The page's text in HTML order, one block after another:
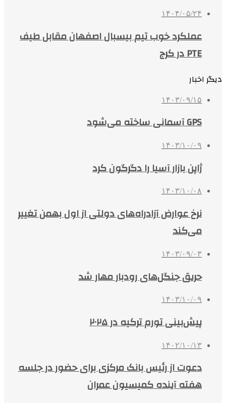
۱۴۰۴/۰۵/۲۴
عملکرد خوب تیم بیسبال اصفهان مقابل طیف
PTE در کرج
دیگر اخبار
۱۴۰۳/۰۹/۱۵
GPS آسمانی ساخته می‌شود
۱۴۰۳/۱۰/۰۹
ژاپن بازار آسیا را دگرگون کرد
۱۴۰۳/۱۰/۰۸
نرخ عوارض آزادراه‌های دولتی از اول بهمن تغییر
می‌کند
۱۴۰۳/۰۹/۰۳
حریق جنگل‌های رودبار مهار شد
۱۴۰۳/۱۰/۰۹
پیش‌بینی تورم ترکیه در ۲۰۲۵
۱۴۰۲/۱۰/۱۳
دعوت از رئیس بانک مرکزی برای حضور در جلسه
هفته آینده کمیسیون عمران